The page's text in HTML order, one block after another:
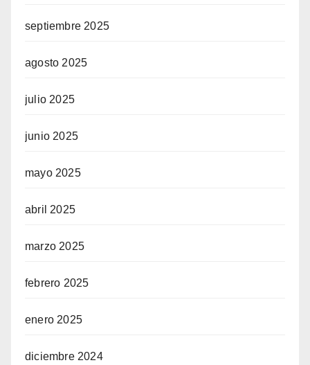
septiembre 2025
agosto 2025
julio 2025
junio 2025
mayo 2025
abril 2025
marzo 2025
febrero 2025
enero 2025
diciembre 2024